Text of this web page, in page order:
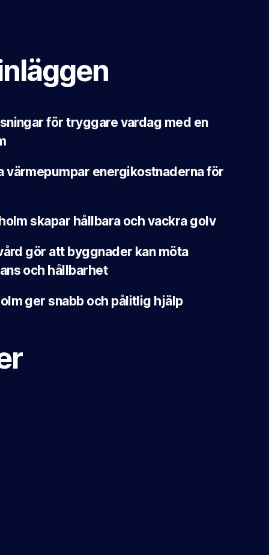
för tryggare vardag med en
värmepumpar energikostnaderna för
skapar hållbara och vackra golv
gör att byggnader kan möta
och hållbarhet
ger snabb och pålitlig hjälp